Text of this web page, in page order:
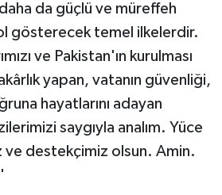
da güçlü ve müreffeh
gösterecek temel ilkelerdir.
ve Pakistan'ın kurulması
yapan, vatanın güvenliği,
hayatlarını adayan
saygıyla analım. Yüce
ve destekçimiz olsun. Amin.